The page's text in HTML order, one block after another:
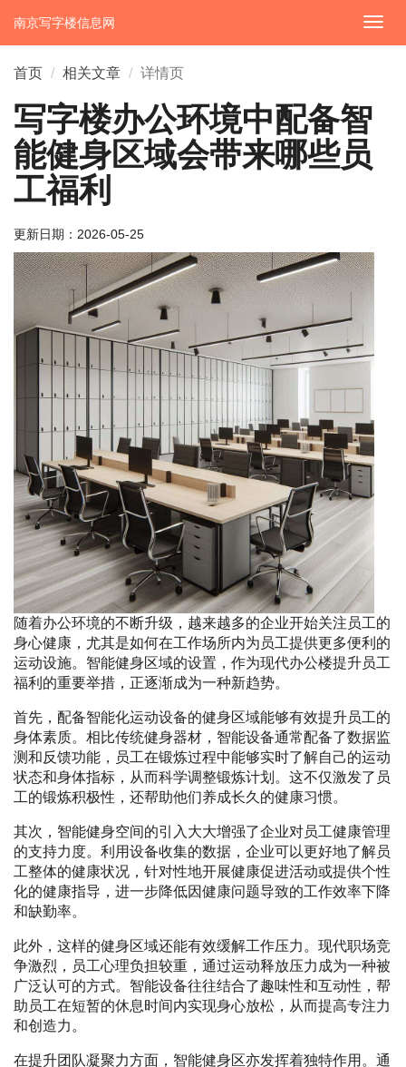
切
换
南京写字楼信息网
首页 相关文章 详情页
写字楼办公环境中配备智
能健身区域会带来哪些员
工福利
更新日期： 2026-05-25
随着办公环境的不断升级，越来越多的企业开始关注员工的
身心健康，尤其是如何在工作场所内为员工提供更多便利的
运动设施。智能健身区域的设置，作为现代办公楼提升员工
福利的重要举措，正逐渐成为一种新趋势。
首先，配备智能化运动设备的健身区域能够有效提升员工的
身体素质。相比传统健身器材，智能设备通常配备了数据监
测和反馈功能，员工在锻炼过程中能够实时了解自己的运动
状态和身体指标，从而科学调整锻炼计划。这不仅激发了员
工的锻炼积极性，还帮助他们养成长久的健康习惯。
其次，智能健身空间的引入大大增强了企业对员工健康管理
的支持力度。利用设备收集的数据，企业可以更好地了解员
工整体的健康状况，针对性地开展健康促进活动或提供个性
化的健康指导，进一步降低因健康问题导致的工作效率下降
和缺勤率。
此外，这样的健身区域还能有效缓解工作压力。现代职场竞
争激烈，员工心理负担较重，通过运动释放压力成为一种被
广泛认可的方式。智能设备往往结合了趣味性和互动性，帮
助员工在短暂的休息时间内实现身心放松，从而提高专注力
和创造力。
在提升团队凝聚力方面，智能健身区亦发挥着独特作用。通